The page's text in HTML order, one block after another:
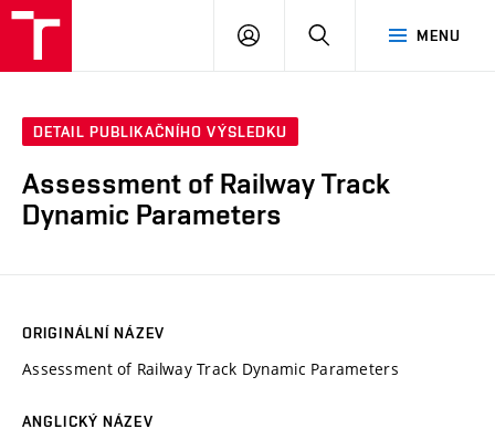
MENU
PŘIHLÁSIT
DETAIL PUBLIKAČNÍHO VÝSLEDKU
Assessment of Railway Track
Dynamic Parameters
ORIGINÁLNÍ NÁZEV
Assessment of Railway Track Dynamic Parameters
ANGLICKÝ NÁZEV